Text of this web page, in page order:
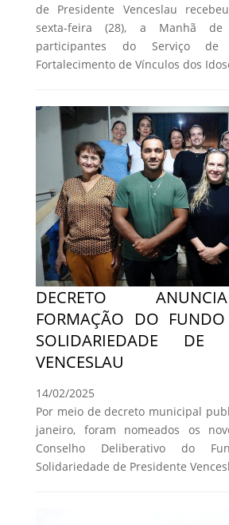
de Presidente Venceslau
sexta-feira (28), a Manhã
participantes do Serviço de
Fortalecimento de Vínculos dos
DECRETO
FORMAÇÃO DO
SOLIDARIEDADE DE
VENCESLAU
14/02/2025
Por meio de decreto municipal
janeiro, foram nomeados os
Conselho Deliberativo do
Solidariedade de Presidente